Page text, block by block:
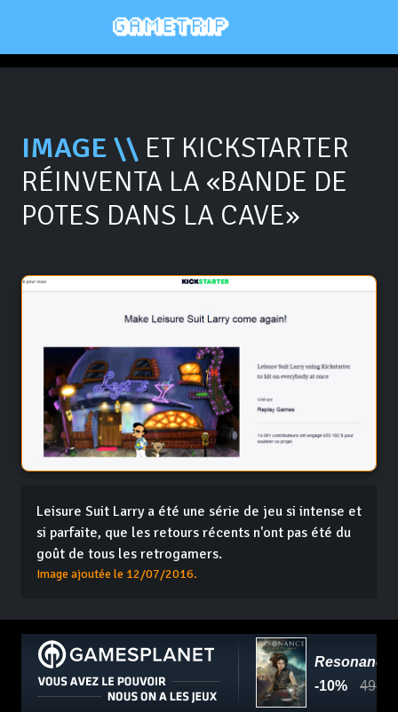
IMAGE \\ ET KICKSTARTER
RÉINVENTA LA «BANDE DE
POTES DANS LA CAVE»
Leisure Suit Larry a été une série de jeu si intense et
si parfaite, que les retours récents n'ont pas été du
goût de tous les retrogamers.
Image ajoutée le 12/07/2016.